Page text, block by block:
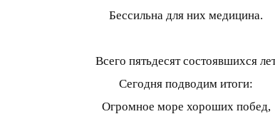
Бессильна для них медицина.
Всего пятьдесят состоявшихся
Сегодня подводим итоги:
Огромное море хороших побед,